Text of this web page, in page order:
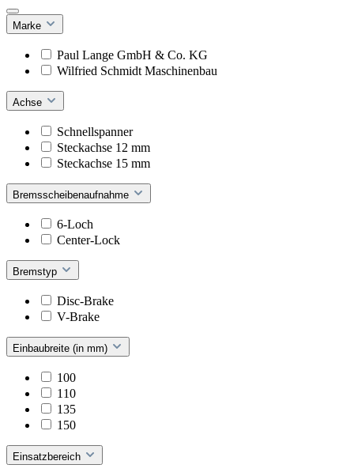
Marke
Paul Lange GmbH & Co. KG
Wilfried Schmidt Maschinenbau
Achse
Schnellspanner
Steckachse 12 mm
Steckachse 15 mm
Bremsscheibenaufnahme
6-Loch
Center-Lock
Bremstyp
Disc-Brake
V-Brake
Einbaubreite (in mm)
100
110
135
150
Einsatzbereich